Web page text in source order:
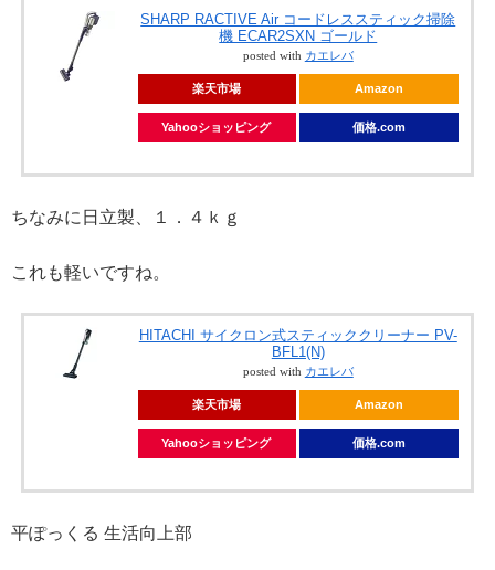
SHARP RACTIVE Air コードレススティック掃除
機 ECAR2SXN ゴールド
posted with カエレバ
楽天市場 Amazon
Yahooショッピング 価格.com
ちなみに日立製、１．４ｋｇ
これも軽いですね。
HITACHI サイクロン式スティッククリーナー PV-
BFL1(N)
posted with カエレバ
楽天市場 Amazon
Yahooショッピング 価格.com
平ぽっくる 生活向上部